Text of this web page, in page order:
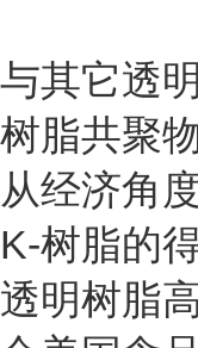
与其它透
树脂共聚
从经济角
K-树脂的
透明树脂